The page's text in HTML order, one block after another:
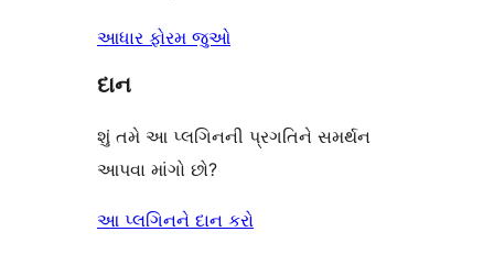
આધાર ફોરમ જુઓ
દાન
શું તમે આ પ્લગિનની પ્રગતિને સમર્થન
આપવા માંગો છો?
આ પ્લગિનને દાન કરો